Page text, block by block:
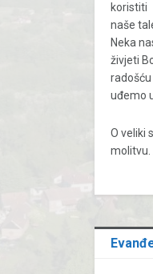
koristiti
naše
Neka
živjeti
radošću
uđemo
O veliki
molitvu.